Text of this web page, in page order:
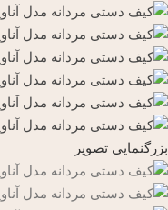
بزرگنمایی تصویر